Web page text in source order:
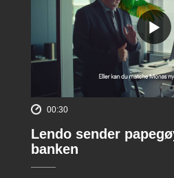
00:30
Lendo sender
banken